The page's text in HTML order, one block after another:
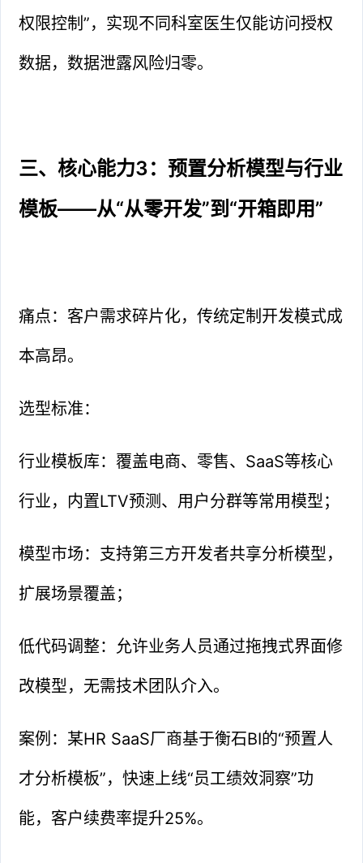
权限控制”，实现不同科室医生仅能访问授权
数据，数据泄露风险归零。
三、核心能力3：预置分析模型与行业
模板——从“从零开发”到“开箱即用”
痛点：客户需求碎片化，传统定制开发模式成
本高昂。
选型标准：
行业模板库：覆盖电商、零售、SaaS等核心
行业，内置LTV预测、用户分群等常用模型；
模型市场：支持第三方开发者共享分析模型，
扩展场景覆盖；
低代码调整：允许业务人员通过拖拽式界面修
改模型，无需技术团队介入。
案例：某HR SaaS厂商基于衡石BI的“预置人
才分析模板”，快速上线“员工绩效洞察”功
能，客户续费率提升25%。